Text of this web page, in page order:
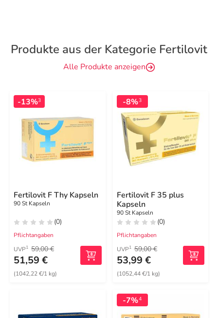
Produkte aus der Kategorie Fertilovit
Alle Produkte anzeigen
-13%3
Fertilovit F Thy Kapseln
90 St Kapseln
(0)
Pflichtangaben
UVP1 59,00 €
51,59 €
(1042,22 €/1 kg)
-8%3
Fertilovit F 35 plus
Kapseln
90 St Kapseln
(0)
Pflichtangaben
UVP1 59,00 €
53,99 €
(1052,44 €/1 kg)
-7%4